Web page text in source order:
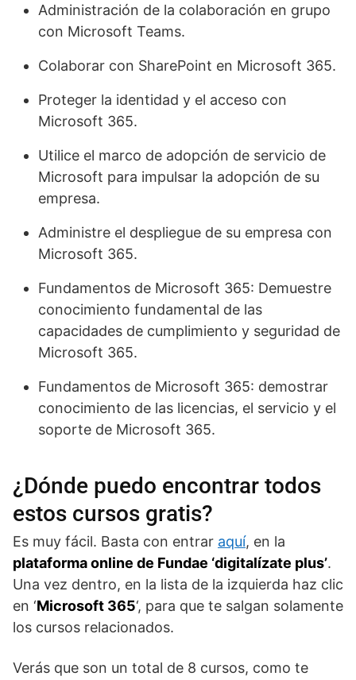
Administración de la colaboración en grupo
con Microsoft Teams.
Colaborar con SharePoint en Microsoft 365.
Proteger la identidad y el acceso con
Microsoft 365.
Utilice el marco de adopción de servicio de
Microsoft para impulsar la adopción de su
empresa.
Administre el despliegue de su empresa con
Microsoft 365.
Fundamentos de Microsoft 365: Demuestre
conocimiento fundamental de las
capacidades de cumplimiento y seguridad de
Microsoft 365.
Fundamentos de Microsoft 365: demostrar
conocimiento de las licencias, el servicio y el
soporte de Microsoft 365.
¿Dónde puedo encontrar todos
estos cursos gratis?
Es muy fácil. Basta con entrar aquí, en la
plataforma online de Fundae ‘digitalízate plus’.
Una vez dentro, en la lista de la izquierda haz clic
en ‘Microsoft 365‘, para que te salgan solamente
los cursos relacionados.
Verás que son un total de 8 cursos, como te